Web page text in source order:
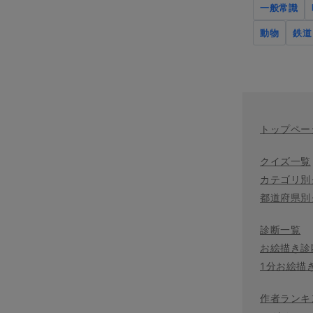
一般常識
動物
鉄道
トップペ
クイズ一覧
カテゴリ
都道府県
診断一覧
お絵描き
1分お絵描
作者ラン